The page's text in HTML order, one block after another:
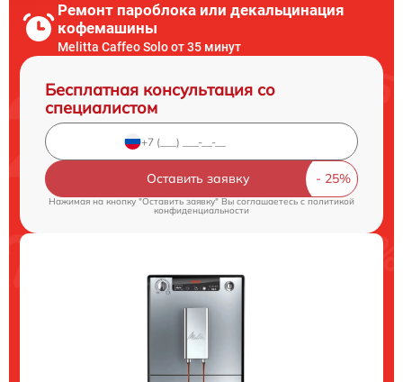
Ремонт пароблока или декальцинация
кофемашины
Melitta Caffeo Solo от 35 минут
Бесплатная консультация со
специалистом
Оставить заявку
Нажимая на кнопку "Оставить заявку" Вы соглашаетесь cполитикой
конфиденциальности